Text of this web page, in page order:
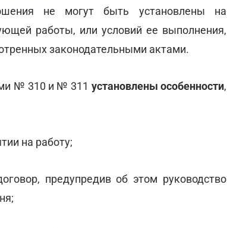
не могут быть установлены на
работы, или условий ее выполнения,
законодательными актами.
№ 310 и № 311 установлены особенности,
на работу;
предупредив об этом руководство